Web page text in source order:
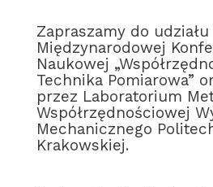
Zapraszamy do udziału
Międzynarodowej
Naukowej
Technika Pomiarowa”
przez Laboratorium
Współrzędnościowej
Mechanicznego
Krakowskiej.